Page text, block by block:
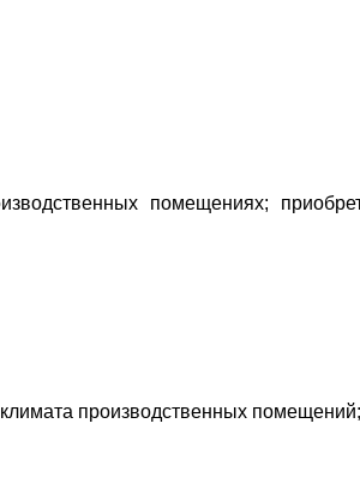
помещениях;
производственных помещений;